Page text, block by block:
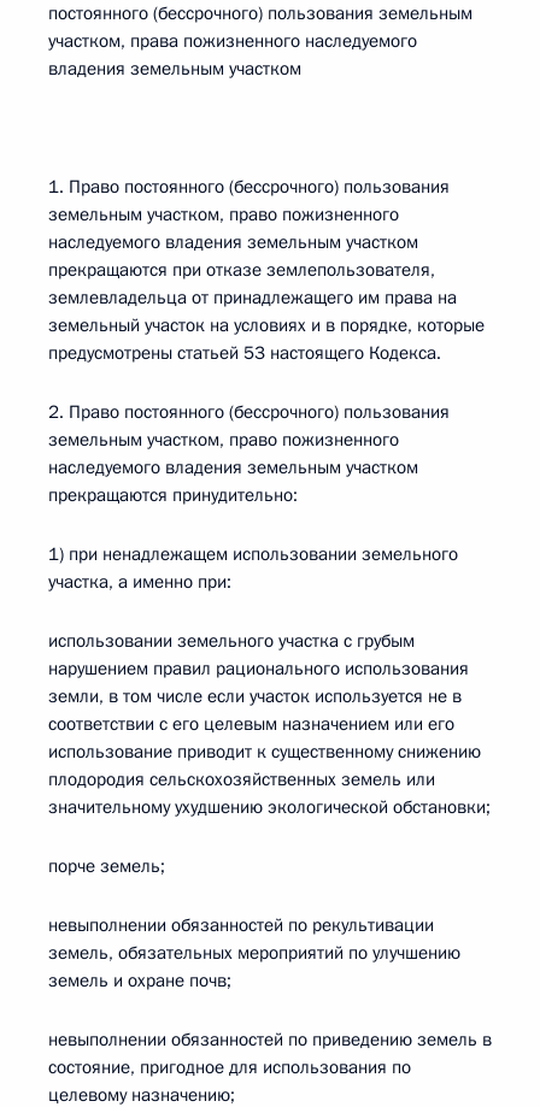
постоянного (бессрочного) пользования земельным
участком, права пожизненного наследуемого
владения земельным участком
1. Право постоянного (бессрочного) пользования
земельным участком, право пожизненного
наследуемого владения земельным участком
прекращаются при отказе землепользователя,
землевладельца от принадлежащего им права на
земельный участок на условиях и в порядке, которые
предусмотрены статьей 53 настоящего Кодекса.
2. Право постоянного (бессрочного) пользования
земельным участком, право пожизненного
наследуемого владения земельным участком
прекращаются принудительно:
1) при ненадлежащем использовании земельного
участка, а именно при:
использовании земельного участка с грубым
нарушением правил рационального использования
земли, в том числе если участок используется не в
соответствии с его целевым назначением или его
использование приводит к существенному снижению
плодородия сельскохозяйственных земель или
значительному ухудшению экологической обстановки;
порче земель;
невыполнении обязанностей по рекультивации
земель, обязательных мероприятий по улучшению
земель и охране почв;
невыполнении обязанностей по приведению земель в
состояние, пригодное для использования по
целевому назначению;